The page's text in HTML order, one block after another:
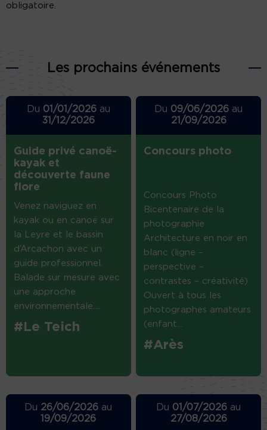
obligatoire.
Les prochains événements
Du 01/01/2026au
31/12/2026
Guide privé canoë-
kayak et
découverte faune
flore
Venez naviguez en
kayak ou en canoë sur
la Leyre et le bassin
d’Arcachon avec un
guide professionnel.
Balade sur mesure avec
une approche
environnementale....
#Le Teich
Du 09/06/2026 au
21/09/2026
Concours photo
Concours Photo
Bicentenaire de la
photographie
Architecture en noir en
blanc (ligne –
perspective –
contrastes – créativité)
Ouvert à tous les
photographes amateurs
(enfant...
#Arès
Du 26/06/2026 au
19/09/2026
Du 01/07/2026 au
27/08/2026